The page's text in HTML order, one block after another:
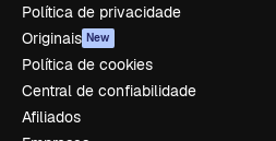
Política de privacidade
Originais New
Política de cookies
Central de confiabilidade
Afiliados